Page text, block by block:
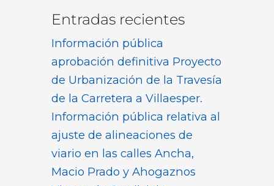
Entradas recientes
Información pública
aprobación definitiva Proyecto
de Urbanización de la Travesía
de la Carretera a Villaesper.
Información pública relativa al
ajuste de alineaciones de
viario en las calles Ancha,
Macio Prado y Ahogaznos